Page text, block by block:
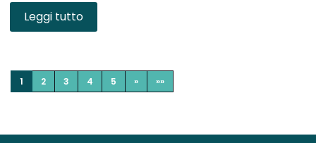
Leggi tutto
1 2 3 4 5 » »»